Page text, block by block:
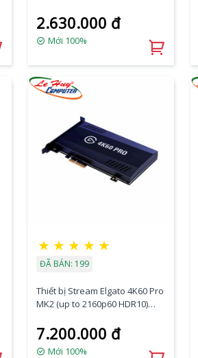
2.630.000 đ
Mới 100%
★ ★ ★ ★ ★
ĐÃ BÁN: 199
Thiết bị Stream Elgato 4K60 Pro
MK2 (up to 2160p60 HDR10)
7.200.000 đ
Mới 100%